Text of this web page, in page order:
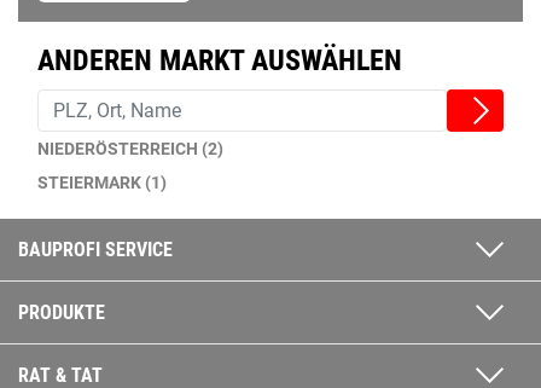
ANDEREN MARKT AUSWÄHLEN
NIEDERÖSTERREICH (2)
STEIERMARK (1)
BAUPROFI SERVICE
PRODUKTE
RAT & TAT